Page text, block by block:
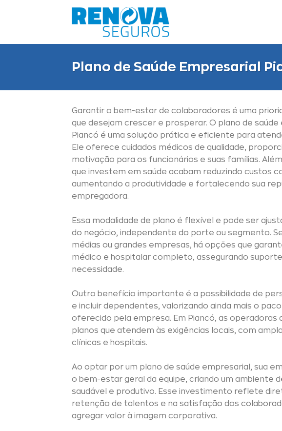
Plano de Saúde Empresarial
Garantir o bem-estar de colaboradores é uma
que desejam crescer e prosperar. O plano de saúde
Piancó é uma solução prática e eficiente para
Ele oferece cuidados médicos de qualidade,
motivação para os funcionários e suas famílias.
que investem em saúde acabam reduzindo custos
aumentando a produtividade e fortalecendo sua
empregadora.
Essa modalidade de plano é flexível e pode ser
do negócio, independente do porte ou segmento.
médias ou grandes empresas, há opções que
médico e hospitalar completo, assegurando
necessidade.
Outro benefício importante é a possibilidade de
e incluir dependentes, valorizando ainda mais o
oferecido pela empresa. Em Piancó, as operadoras
planos que atendem às exigências locais, com
clínicas e hospitais.
Ao optar por um plano de saúde empresarial, sua
o bem-estar geral da equipe, criando um ambiente
saudável e produtivo. Esse investimento reflete
retenção de talentos e na satisfação dos
agregar valor à imagem corporativa.